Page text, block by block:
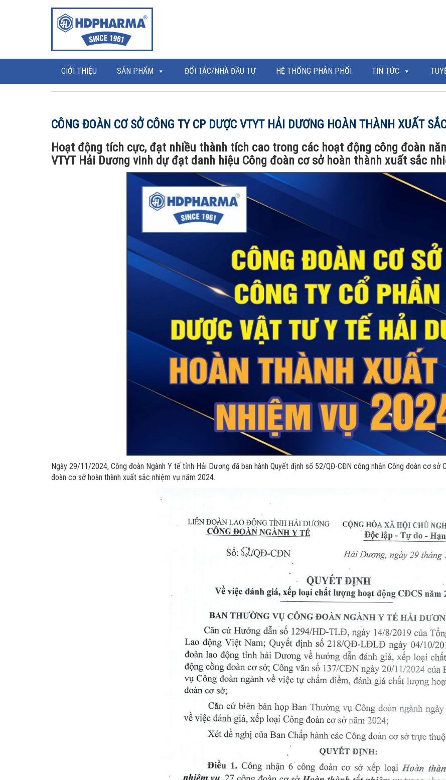
GIỚI THIỆU SẢN PHẨM ĐỐI TÁC/NHÀ ĐẦU TƯ HỆ THỐNG PHÂN PHỐI TIN TỨC
CÔNG ĐOÀN CƠ SỞ CÔNG TY CP DƯỢC VTYT HẢI DƯƠNG HOÀN THÀNH XUẤT
Hoạt động tích cực, đạt nhiều thành tích cao trong các hoạt động công đoàn
VTYT Hải Dương vinh dự đạt danh hiệu Công đoàn cơ sở hoàn thành xuất sắc
Ngày 29/11/2024, Công đoàn Ngành Y tế tỉnh Hải Dương đã ban hành Quyết định số 52/QĐ-CĐN công nhận Công đoàn cơ
đoàn cơ sở hoàn thành xuất sắc nhiệm vụ năm 2024.